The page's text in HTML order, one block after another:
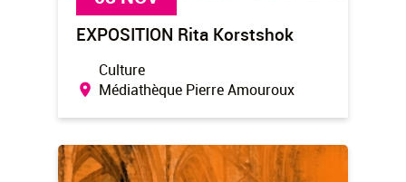
EXPOSITION Rita Korstshok
Culture
Médiathèque Pierre Amouroux